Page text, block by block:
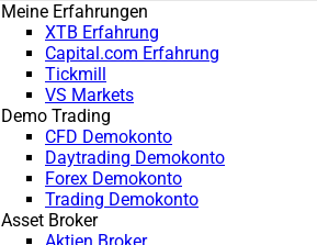
Meine Erfahrungen
XTB Erfahrung
Capital.com Erfahrung
Tickmill
VS Markets
Demo Trading
CFD Demokonto
Daytrading Demokonto
Forex Demokonto
Trading Demokonto
Asset Broker